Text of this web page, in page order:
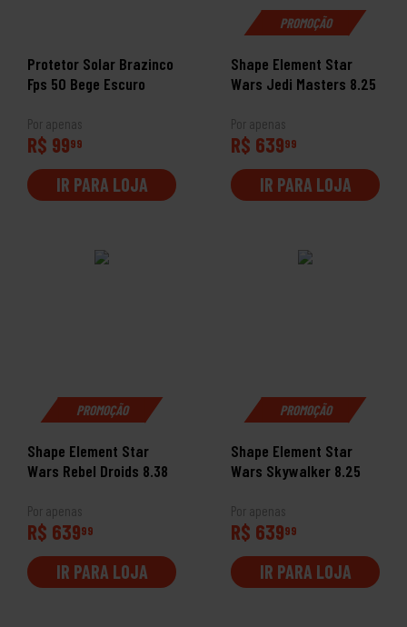
Protetor Solar Brazinco
Fps 50 Bege Escuro
Por apenas
R$ 9999
IR PARA LOJA
PROMOÇÃO
Shape Element Star
Wars Jedi Masters 8.25
Por apenas
R$ 63999
IR PARA LOJA
PROMOÇÃO
Shape Element Star
Wars Rebel Droids 8.38
Por apenas
R$ 63999
IR PARA LOJA
PROMOÇÃO
Shape Element Star
Wars Skywalker 8.25
Por apenas
R$ 63999
IR PARA LOJA